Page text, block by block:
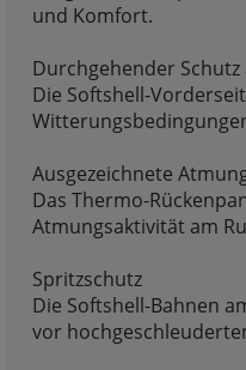
und Komfort.
Durchgehender
Die Softshell-
Ausgezeichnete
Das Thermo-
Atmungsaktivität am
Spritzschutz
Die Softshell-Bahnen
vor